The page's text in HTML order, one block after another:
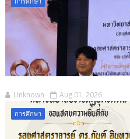
Unknown Aug 01, 2026
การศึกษา